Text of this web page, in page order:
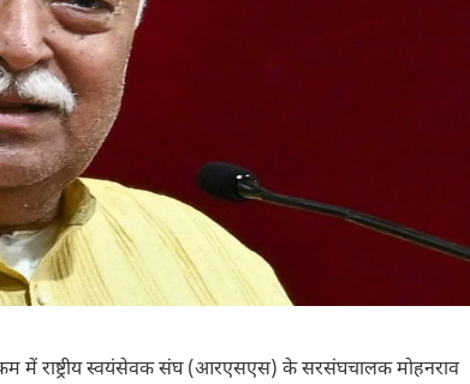
में राष्ट्रीय स्वयंसेवक संघ (आरएसएस) के सरसंघचालक मोहनराव